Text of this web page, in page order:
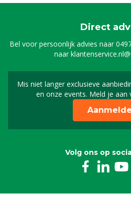
Direct
Bel voor persoonlijk advies naar
naar
Mis niet langer exclusieve
en onze events. Meld je aan
Volg ons op